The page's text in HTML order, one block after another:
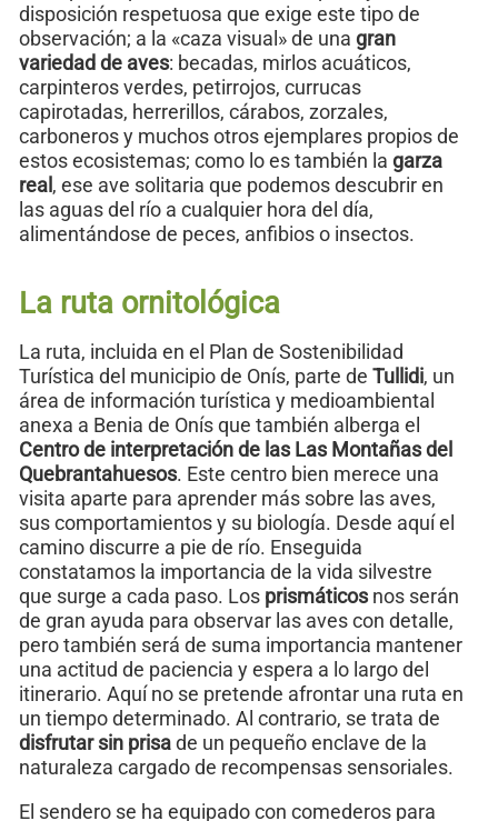
disposición respetuosa que exige este tipo de
observación; a la «caza visual» de una gran
variedad de aves: becadas, mirlos acuáticos,
carpinteros verdes, petirrojos, currucas
capirotadas, herrerillos, cárabos, zorzales,
carboneros y muchos otros ejemplares propios de
estos ecosistemas; como lo es también la garza
real , ese ave solitaria que podemos descubrir en
las aguas del río a cualquier hora del día,
alimentándose de peces, anfibios o insectos.
La ruta ornitológica
La ruta, incluida en el Plan de Sostenibilidad
Turística del municipio de Onís, parte de Tullidi, un
área de información turística y medioambiental
anexa a Benia de Onís que también alberga el
Centro de interpretación de las Las Montañas del
Quebrantahuesos. Este centro bien merece una
visita aparte para aprender más sobre las aves,
sus comportamientos y su biología. Desde aquí el
camino discurre a pie de río. Enseguida
constatamos la importancia de la vida silvestre
que surge a cada paso. Los prismáticosnos serán
de gran ayuda para observar las aves con detalle,
pero también será de suma importancia mantener
una actitud de paciencia y espera a lo largo del
itinerario. Aquí no se pretende afrontar una ruta en
un tiempo determinado. Al contrario, se trata de
disfrutar sin prisade un pequeño enclave de la
naturaleza cargado de recompensas sensoriales.
El sendero se ha equipado con comederos para